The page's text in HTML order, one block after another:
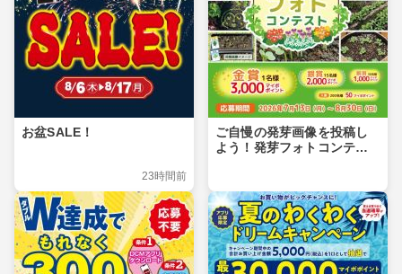
お盆SALE！
23時間前
ご自慢の発芽画像を投稿し
よう！発芽フォトコンテス